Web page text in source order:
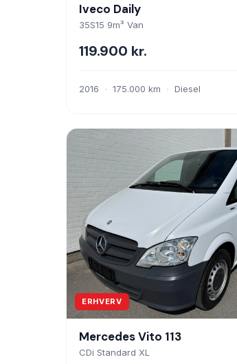
Iveco Daily
35S15 9m³ Van
119.900 kr.
2016 175.000 km Diesel
ERHVERV
Mercedes Vito 113
CDi Standard XL